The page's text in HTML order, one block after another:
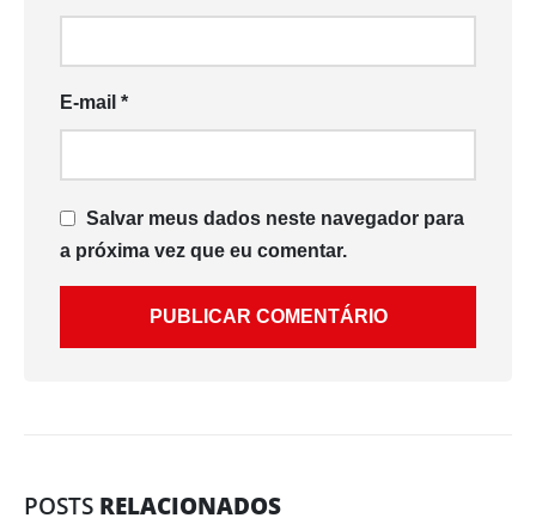
E-mail *
Salvar meus dados neste navegador para
a próxima vez que eu comentar.
POSTS RELACIONADOS